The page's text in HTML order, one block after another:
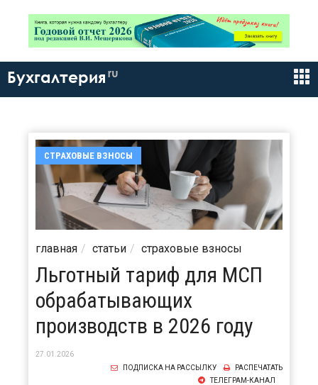
Бухгалтерия ru
СТРАХОВЫЕ ВЗНОСЫ
главная статьи страховые взносы
Льготный тариф для МСП
обрабатывающих
производств в 2026 году
27.01.2026
РАСПЕЧАТАТЬ
ПОДПИСКА НА РАССЫЛКУ
ТЕЛЕГРАМ-КАНАЛ